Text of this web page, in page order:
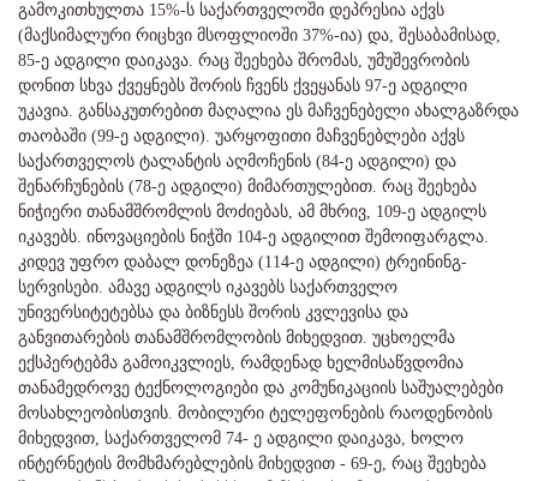
გამოკითხულთა 15%-ს საქართველოში დეპრესია აქვს
(მაქსიმალური რიცხვი მსოფლიოში 37%-ია) და, შესაბამისად,
85-ე ადგილი დაიკავა. რაც შეეხება შრომას, უმუშევრობის
დონით სხვა ქვეყნებს შორის ჩვენს ქვეყანას 97-ე ადგილი
უკავია. განსაკუთრებით მაღალია ეს მაჩვენებელი ახალგაზრდა
თაობაში (99-ე ადგილი). უარყოფითი მაჩვენებლები აქვს
საქართველოს ტალანტის აღმოჩენის (84-ე ადგილი) და
შენარჩუნების (78-ე ადგილი) მიმართულებით. რაც შეეხება
ნიჭიერი თანამშრომლის მოძიებას, ამ მხრივ, 109-ე ადგილს
იკავებს. ინოვაციების ნიჭში 104-ე ადგილით შემოიფარგლა.
კიდევ უფრო დაბალ დონეზეა (114-ე ადგილი) ტრეინინგ-
სერვისები. ამავე ადგილს იკავებს საქართველო
უნივერსიტეტებსა და ბიზნესს შორის კვლევისა და
განვითარების თანამშრომლობის მიხედვით. უცხოელმა
ექსპერტებმა გამოიკვლიეს, რამდენად ხელმისაწვდომია
თანამედროვე ტექნოლოგიები და კომუნიკაციის საშუალებები
მოსახლეობისთვის. მობილური ტელეფონების რაოდენობის
მიხედვით, საქართველომ 74- ე ადგილი დაიკავა, ხოლო
ინტერნეტის მომხმარებლების მიხედვით - 69-ე, რაც შეეხება